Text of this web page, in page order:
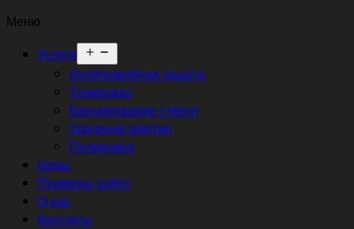
Меню
Услуги
меню
Антигравийная защита
Тонировка
Бронирование стёкол
Удаление вмятин
Полировка
Цены
Примеры работ
О нас
Контакты